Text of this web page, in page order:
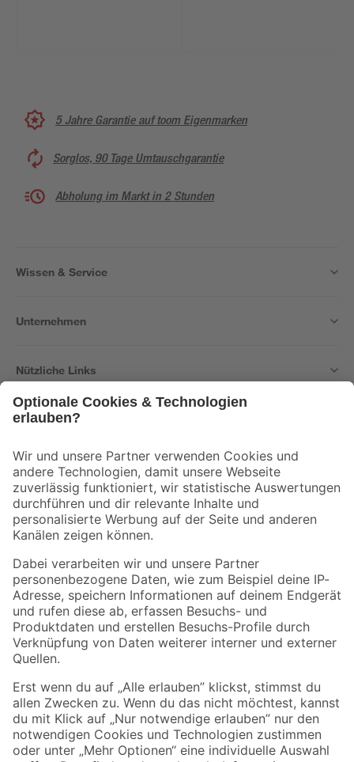
5 Jahre Garantie auf toom Eigenmarken
Sorglos, 90 Tage Umtauschgarantie
Abholung im Markt in 2 Stunden
Wissen & Service
Unternehmen
Nützliche Links
Der toom Newsletter: Keine Angebote und Aktionen mehr verpassen!
Zur Newsletter Anmeldung
Folge uns
Zahlungsarten Versandarten
Sicher einkaufen
Jetzt die toom-App herunterladen